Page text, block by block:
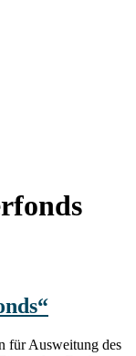
für Ausweitung des